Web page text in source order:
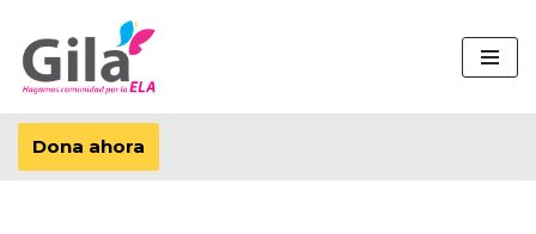
Saltar
al
contenido
Dona ahora